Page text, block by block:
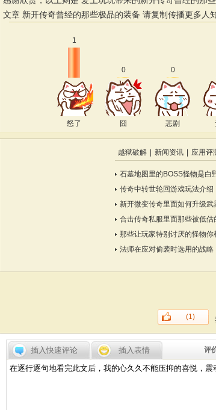
文章 新开传奇曾经的那些极品的装备 请复制传播更多人
1
怒了
0
囧
0
悲剧
越狱破解 新闻资讯 应用评
石墓地图里的BOSS怪物是白
传奇中转世轮回游戏玩法介绍
新开微变传奇里面如何升级武
合击传奇私服里面那些被低估
那些让玩家特别讨厌的怪物你
法师在应对偷袭时选用的战略
(1)
评
插入快速评论 插入表情